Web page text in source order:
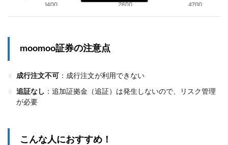
moomoo証券の注意点
成行注文不可 ： 成行注文が利用できない
追証なし ： 追加証拠金（追証）は発生しないので、リスク管理
が必要
こんな人におすすめ！